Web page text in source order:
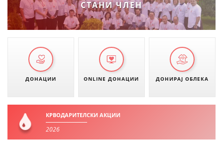
СТАНИ ЧЛЕН
ДОНАЦИИ ONLINE ДОНАЦИИ ДОНИРАЈ ОБЛЕКА
КРВОДАРИТЕЛСКИ АКЦИИ
2026